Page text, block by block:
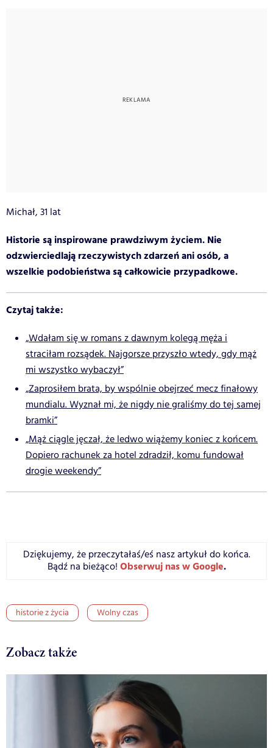
Michał, 31 lat
Historie są inspirowane prawdziwym życiem. Nie
odzwierciedlają rzeczywistych zdarzeń ani osób, a
wszelkie podobieństwa są całkowicie przypadkowe.
Czytaj także:
„Wdałam się w romans z dawnym kolegą męża i
straciłam rozsądek. Najgorsze przyszło wtedy, gdy mąż
mi wszystko wybaczył”
„Zaprosiłem brata, by wspólnie obejrzeć mecz finałowy
mundialu. Wyznał mi, że nigdy nie graliśmy do tej samej
bramki”
„Mąż ciągle jęczał, że ledwo wiążemy koniec z końcem.
Dopiero rachunek za hotel zdradził, komu fundował
drogie weekendy”
Dziękujemy, że przeczytałaś/eś nasz artykuł do końca.
Bądź na bieżąco! Obserwuj nas w Google.
historie z życia Wolny czas
Zobacz także